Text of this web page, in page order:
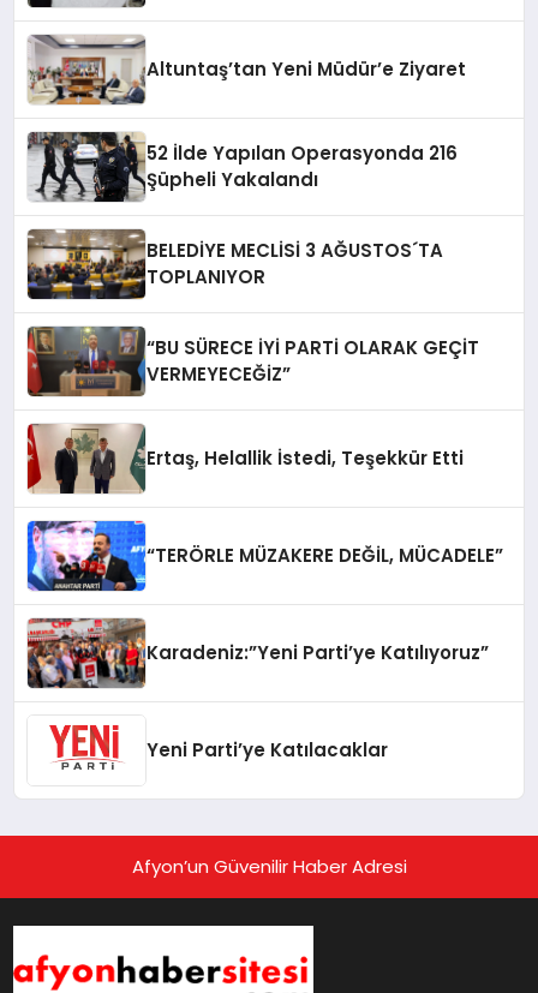
Altuntaş’tan Yeni Müdür’e Ziyaret
52 İlde Yapılan Operasyonda 216
Şüpheli Yakalandı
BELEDİYE MECLİSİ 3 AĞUSTOS´TA
TOPLANIYOR
“BU SÜRECE İYİ PARTİ OLARAK GEÇİT
VERMEYECEĞİZ”
Ertaş, Helallik İstedi, Teşekkür Etti
“TERÖRLE MÜZAKERE DEĞİL, MÜCADELE”
Karadeniz:”Yeni Parti’ye Katılıyoruz”
Yeni Parti’ye Katılacaklar
Afyon’un Güvenilir Haber Adresi